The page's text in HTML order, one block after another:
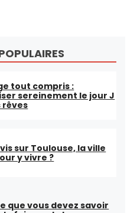
tout compris :
sereinement le jour J
rêves
sur Toulouse, la ville
y vivre ?
que vous devez savoir